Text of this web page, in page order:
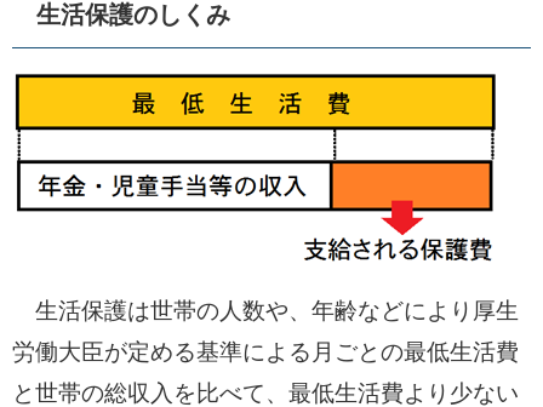
生活保護のしくみ
生活保護は世帯の人数や、年齢などにより厚生
労働大臣が定める基準による月ごとの最低生活費
と世帯の総収入を比べて、最低生活費より少ない